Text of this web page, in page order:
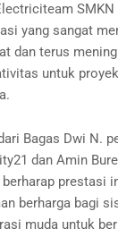
SMKN
yang sangat
dan terus
untuk
Bagas Dwi N.
dan Amin
prestasi
berharga bagi
muda untuk